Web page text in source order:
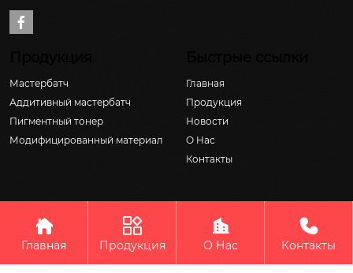

Мастербатч
Аддитивный мастербатч
Пигментный тонер
Модифицированный материал
Главная
Продукция
Новости
О Hас
Контакты
Авторское право © ООО Гуанчжоу Ронгфенг Пластмасс
Технология

Главная

Продукция

О Нас

Контакты